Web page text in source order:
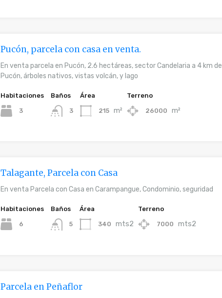
Pucón, parcela con casa en venta.
En venta parcela en Pucón, 2.6 hectáreas, sector Candelaria a 4 km de
Pucón, árboles nativos, vistas volcán, y lago
Habitaciones
3
Baños
3
Área
215 m²
Terreno
26000 m²
Talagante, Parcela con Casa
En venta Parcela con Casa en Carampangue, Condominio, seguridad
Habitaciones
6
Baños
5
Área
340 mts2
Terreno
7000 mts2
Parcela en Peñaflor